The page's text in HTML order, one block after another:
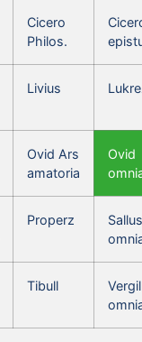
Cicero
Philos.
Livius
Ovid Ars
amatoria
Ovid
Properz
Tibull
Vergil